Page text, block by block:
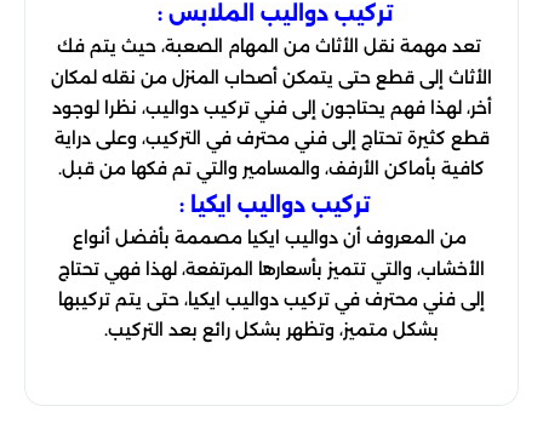
تركيب دواليب الملابس :
تعد مهمة نقل الأثاث من المهام الصعبة، حيث يتم فك
الأثاث إلى قطع حتى يتمكن أصحاب المنزل من نقله لمكان
أخر، لهذا فهم يحتاجون إلى فني تركيب دواليب، نظرا لوجود
قطع كثيرة تحتاج إلى فني محترف في التركيب، وعلى دراية
كافية بأماكن الأرفف، والمسامير والتي تم فكها من قبل.
تركيب دواليب ايكيا :
من المعروف أن دواليب ايكيا مصممة بأفضل أنواع
الأخشاب، والتي تتميز بأسعارها المرتفعة، لهذا فهي تحتاج
إلى فني محترف في تركيب دواليب ايكيا، حتى يتم تركيبها
بشكل متميز، وتظهر بشكل رائع بعد التركيب.